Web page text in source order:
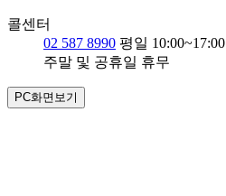
콜센터
02 587 8990 평일 10:00~17:00
주말 및 공휴일 휴무
PC화면보기